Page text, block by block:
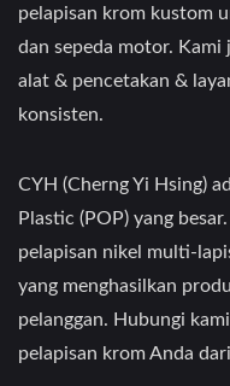
pelapisan krom kustom
dan sepeda motor. Kami
alat & pencetakan &
konsisten.
CYH (Cherng Yi Hsing)
Plastic (POP) yang
pelapisan nikel multi-
yang menghasilkan
pelanggan. Hubungi
pelapisan krom Anda